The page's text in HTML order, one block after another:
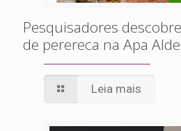
Pesquisadores
de perereca na Apa
Leia mais